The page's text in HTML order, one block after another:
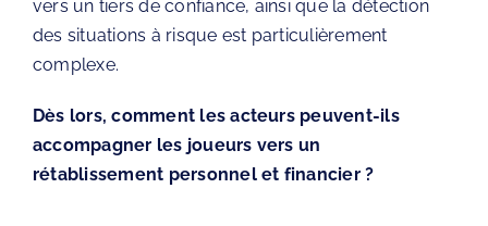
vers un tiers de confiance, ainsi que la détection
des situations à risque est particulièrement
complexe.
Dès lors, comment les acteurs peuvent-ils
accompagner les joueurs vers un
rétablissement personnel et financier ?